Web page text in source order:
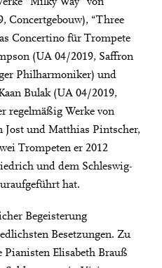
Concertgebouw), “Three
Concertino für Trompete
(UA 04/2019, Saffron
Philharmoniker) und
Bulak (UA 04/2019,
regelmäßig Werke von
Jost und Matthias Pintscher,
Trompeten er 2012
und dem Schleswig-
hat.
Begeisterung
Besetzungen. Zu
Pianisten Elisabeth Brauß